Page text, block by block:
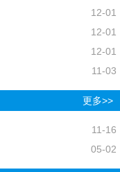
12-01
12-01
12-01
11-03
更多>>
11-16
05-02